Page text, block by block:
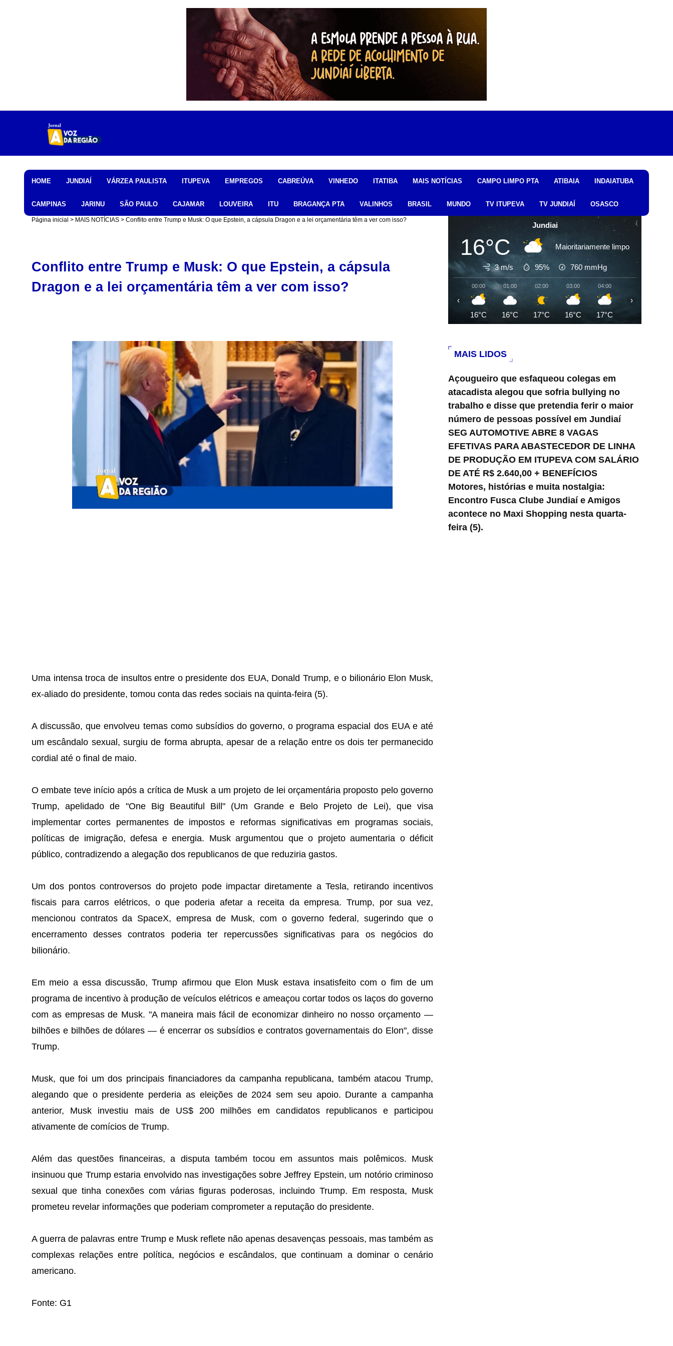
HOME JUNDIAÍ VÁRZEA PAULISTA ITUPEVA EMPREGOS CABREÚVA VINHEDO ITATIBA MAIS NOTÍCIAS CAMPO LIMPO PTA ATIBAIA INDAIATUBA
CAMPINAS JARINU SÃO PAULO CAJAMAR LOUVEIRA ITU BRAGANÇA PTA VALINHOS BRASIL MUNDO TV ITUPEVA TV JUNDIAÍ OSASCO
Página inicial MAIS NOTÍCIAS Conflito entre Trump e Musk: O que Epstein, a cápsula Dragon e a lei orçamentária têm a ver com isso?
Conflito entre Trump e Musk: O que Epstein, a cápsula
Dragon e a lei orçamentária têm a ver com isso?
Uma intensa troca de insultos entre o presidente dos EUA, Donald Trump, e o bilionário Elon Musk,
ex-aliado do presidente, tomou conta das redes sociais na quinta-feira (5).
A discussão, que envolveu temas como subsídios do governo, o programa espacial dos EUA e até
um escândalo sexual, surgiu de forma abrupta, apesar de a relação entre os dois ter permanecido
cordial até o final de maio.
O embate teve início após a crítica de Musk a um projeto de lei orçamentária proposto pelo governo
Trump, apelidado de "One Big Beautiful Bill" (Um Grande e Belo Projeto de Lei), que visa
implementar cortes permanentes de impostos e reformas significativas em programas sociais,
políticas de imigração, defesa e energia. Musk argumentou que o projeto aumentaria o déficit
público, contradizendo a alegação dos republicanos de que reduziria gastos.
Um dos pontos controversos do projeto pode impactar diretamente a Tesla, retirando incentivos
fiscais para carros elétricos, o que poderia afetar a receita da empresa. Trump, por sua vez,
mencionou contratos da SpaceX, empresa de Musk, com o governo federal, sugerindo que o
encerramento desses contratos poderia ter repercussões significativas para os negócios do
bilionário.
Em meio a essa discussão, Trump afirmou que Elon Musk estava insatisfeito com o fim de um
programa de incentivo à produção de veículos elétricos e ameaçou cortar todos os laços do governo
com as empresas de Musk. "A maneira mais fácil de economizar dinheiro no nosso orçamento —
bilhões e bilhões de dólares — é encerrar os subsídios e contratos governamentais do Elon", disse
Trump.
Musk, que foi um dos principais financiadores da campanha republicana, também atacou Trump,
alegando que o presidente perderia as eleições de 2024 sem seu apoio. Durante a campanha
anterior, Musk investiu mais de US$ 200 milhões em candidatos republicanos e participou
ativamente de comícios de Trump.
Além das questões financeiras, a disputa também tocou em assuntos mais polêmicos. Musk
insinuou que Trump estaria envolvido nas investigações sobre Jeffrey Epstein, um notório criminoso
sexual que tinha conexões com várias figuras poderosas, incluindo Trump. Em resposta, Musk
prometeu revelar informações que poderiam comprometer a reputação do presidente.
A guerra de palavras entre Trump e Musk reflete não apenas desavenças pessoais, mas também as
complexas relações entre política, negócios e escândalos, que continuam a dominar o cenário
americano.
Fonte: G1
Jundiai
16°C Maioritariamente limpo
3 m/s 95% 760 mmHg
00:00
16°C
01:00
16°C
02:00
17°C
03:00
16°C
04:00
17°C
‹ ›
MAIS LIDOS
Açougueiro que esfaqueou colegas em
atacadista alegou que sofria bullying no
trabalho e disse que pretendia ferir o maior
número de pessoas possível em Jundiaí
SEG AUTOMOTIVE ABRE 8 VAGAS
EFETIVAS PARA ABASTECEDOR DE LINHA
DE PRODUÇÃO EM ITUPEVA COM SALÁRIO
DE ATÉ R$ 2.640,00 + BENEFÍCIOS
Motores, histórias e muita nostalgia:
Encontro Fusca Clube Jundiaí e Amigos
acontece no Maxi Shopping nesta quarta-
feira (5).